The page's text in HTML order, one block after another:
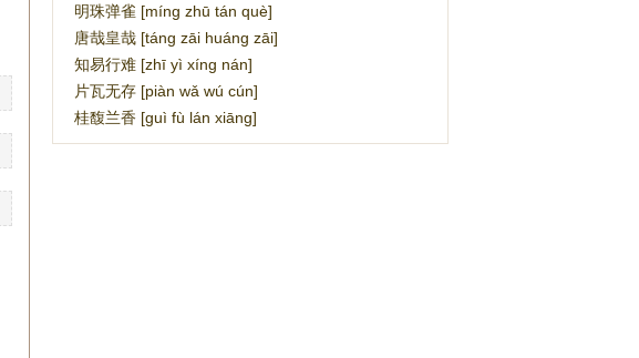
明珠弹雀 [míng zhū tán què]
唐哉皇哉 [táng zāi huáng zāi]
知易行难 [zhī yì xíng nán]
片瓦无存 [piàn wǎ wú cún]
桂馥兰香 [guì fù lán xiāng]